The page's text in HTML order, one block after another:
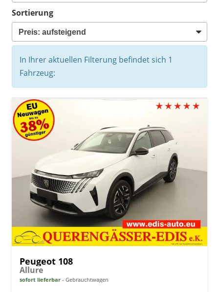
Sortierung
In Ihrer aktuellen Filterung befindet sich 1
Fahrzeug:
Peugeot 108
Allure
sofort lieferbar Gebrauchtwagen